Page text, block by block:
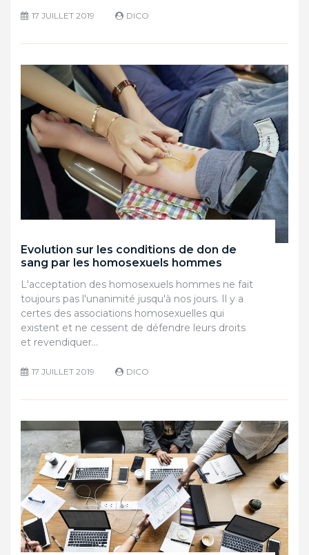
17 JUILLET 2019 DICO
Evolution sur les conditions de don de
sang par les homosexuels hommes
L'acceptation des homosexuels hommes ne fait
toujours pas l'unanimité jusqu'à nos jours. Il y a
certes des associations homosexuelles qui
existent et ne cessent de défendre leurs droits
et revendiquer…
17 JUILLET 2019 DICO